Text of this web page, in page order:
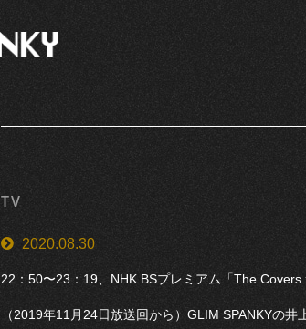
TV
2020.08.30
22：50〜23：19、NHK BSプレミアム「The
（2019年11月24日放送回から）GLIM SPANKYの